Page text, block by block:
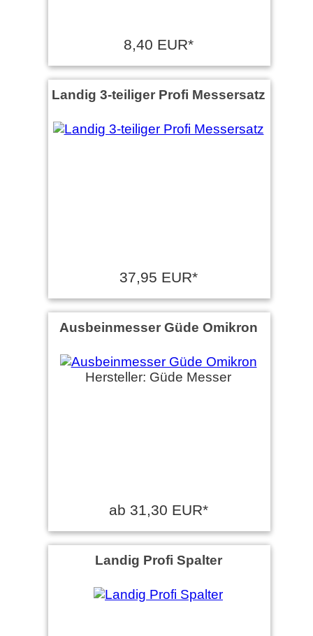
8,40 EUR*
Landig 3-teiliger Profi Messersatz
37,95 EUR*
Ausbeinmesser Güde Omikron
Hersteller: Güde Messer
ab 31,30 EUR*
Landig Profi Spalter